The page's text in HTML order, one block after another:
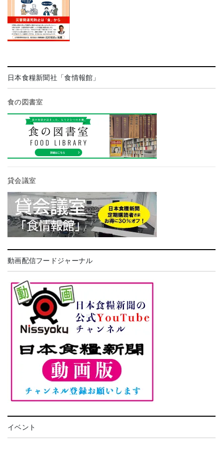
日本食糧新聞社「食情報館」
食の図書室
貸会議室
動画配信フードジャーナル
イベント